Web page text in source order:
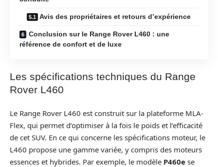
Avis des propriétaires et retours d’expérience
Conclusion sur le Range Rover L460 : une
référence de confort et de luxe
Les spécifications techniques du Range
Rover L460
Le Range Rover L460 est construit sur la plateforme MLA-
Flex, qui permet d’optimiser à la fois le poids et l’efficacité
de cet SUV. En ce qui concerne les spécifications moteur, le
L460 propose une gamme variée, y compris des moteurs
essences et hybrides. Par exemple, le modèle P460e se